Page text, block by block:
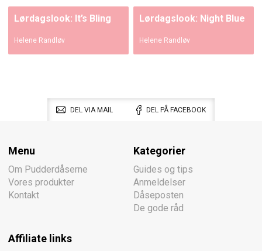
Lørdagslook: It’s Bling
Helene Randløv
Lørdagslook: Night Blue
Helene Randløv
DEL VIA MAIL DEL PÅ FACEBOOK
Menu
Om Pudderdåserne
Vores produkter
Kontakt
Kategorier
Guides og tips
Anmeldelser
Dåseposten
De gode råd
Affiliate links